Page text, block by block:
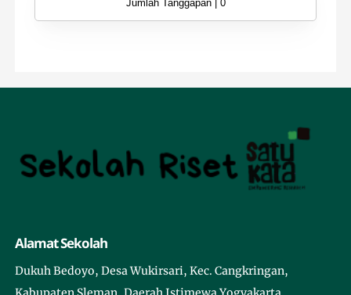
Jumlah Tanggapan | 0
Alamat Sekolah
Dukuh Bedoyo, Desa Wukirsari, Kec. Cangkringan,